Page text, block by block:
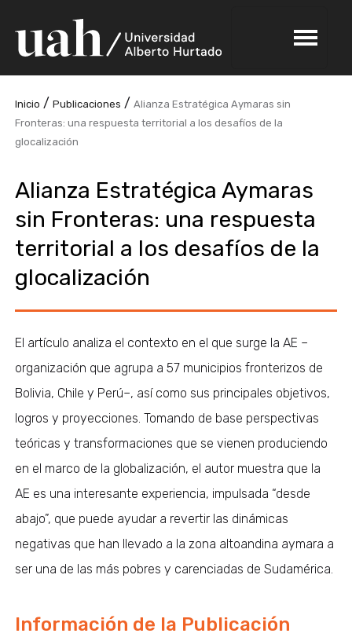
Inicio /Publicaciones /Alianza Estratégica Aymaras sin
Fronteras: una respuesta territorial a los desafíos de la
glocalización
Alianza Estratégica Aymaras
sin Fronteras: una respuesta
territorial a los desafíos de la
glocalización
El artículo analiza el contexto en el que surge la AE –
organización que agrupa a 57 municipios fronterizos de
Bolivia, Chile y Perú–, así como sus principales objetivos,
logros y proyecciones. Tomando de base perspectivas
teóricas y transformaciones que se vienen produciendo
en el marco de la globalización, el autor muestra que la
AE es una interesante experiencia, impulsada “desde
abajo”, que puede ayudar a revertir las dinámicas
negativas que han llevado a la zona altoandina aymara a
ser una de las más pobres y carenciadas de Sudamérica.
Información de la Publicación